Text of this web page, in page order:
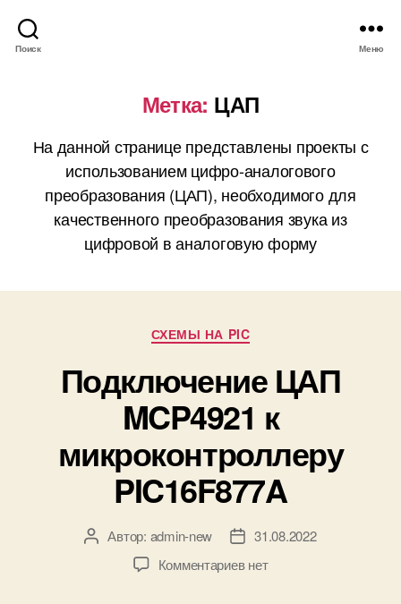
Поиск Меню
Метка: ЦАП
На данной странице представлены проекты с
использованием цифро-аналогового
преобразования (ЦАП), необходимого для
качественного преобразования звука из
цифровой в аналоговую форму
Р
у
б
р
и
к
и
СХЕМЫ НА PIC
Подключение ЦАП
MCP4921 к
микроконтроллеру
PIC16F877A
А Автор: admin-new
Д
т
31.08.2022
Комментариевк
нет